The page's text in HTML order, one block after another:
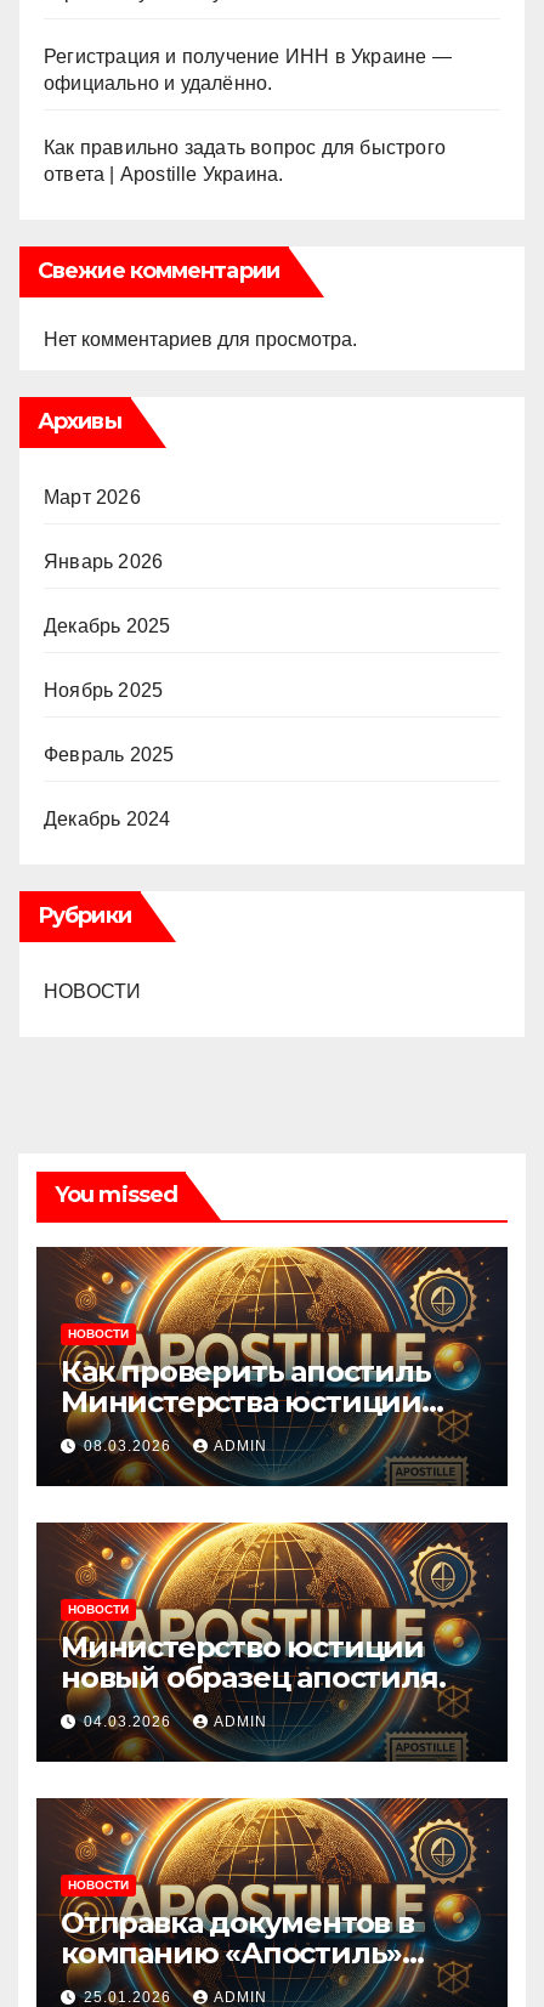
Регистрация и получение ИНН в Украине —
официально и удалённо.
Как правильно задать вопрос для быстрого
ответа | Apostille Украина.
Свежие комментарии
Нет комментариев для просмотра.
Архивы
Март 2026
Январь 2026
Декабрь 2025
Ноябрь 2025
Февраль 2025
Декабрь 2024
Рубрики
НОВОСТИ
You missed
НОВОСТИ
Как проверить апостиль
Министерства юстиции
Украины онлайн.
08.03.2026 ADMIN
НОВОСТИ
Министерство юстиции
новый образец апостиля.
04.03.2026 ADMIN
НОВОСТИ
Отправка документов в
компанию «Апостиль»
через Новую Почту.
25.01.2026 ADMIN